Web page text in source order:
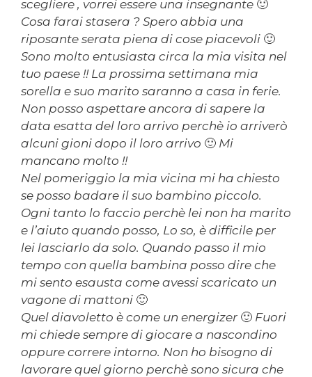
scegliere , vorrei essere una insegnante 🙂
Cosa farai stasera ? Spero abbia una
riposante serata piena di cose piacevoli 🙂
Sono molto entusiasta circa la mia visita nel
tuo paese !! La prossima settimana mia
sorella e suo marito saranno a casa in ferie.
Non posso aspettare ancora di sapere la
data esatta del loro arrivo perchè io arriverò
alcuni gioni dopo il loro arrivo 🙂 Mi
mancano molto !!
Nel pomeriggio la mia vicina mi ha chiesto
se posso badare il suo bambino piccolo.
Ogni tanto lo faccio perchè lei non ha marito
e l’aiuto quando posso, Lo so, è difficile per
lei lasciarlo da solo. Quando passo il mio
tempo con quella bambina posso dire che
mi sento esausta come avessi scaricato un
vagone di mattoni 🙂
Quel diavoletto è come un energizer 🙂 Fuori
mi chiede sempre di giocare a nascondino
oppure correre intorno. Non ho bisogno di
lavorare quel giorno perchè sono sicura che